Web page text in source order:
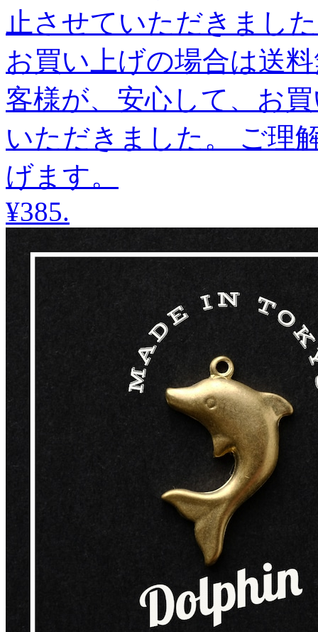
止させていただきまし
お買い上げの場合は送
客様が、安心して、お
いただきました。 ご理
げます。
¥385.